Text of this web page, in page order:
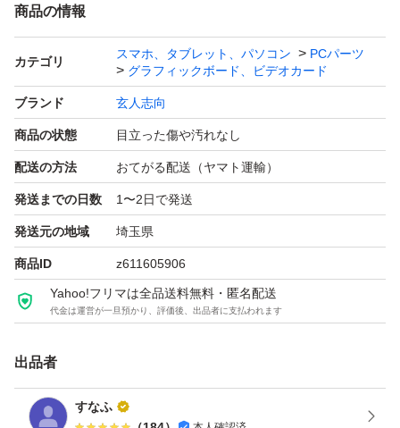
DP/HDMI/DVI-D
型番 ：GF-GTX1060-E6GB/OC2/DF
ＧＰＵ ：NVIDIA GeForce GTX1060
メモリ ：6GB GDDR5
接続端子 ：DisplayPort x1、HDMI x1、DVI x1
補助電源 ：6pin
ブラケット：フルハイトブラケット
詳細の仕様はWebなどでお調べください。
こちらの環境で動作しましたが、落札者様の環境での動作
動作確認は素人確認になり、すべての機能を確認できてい
ません。
見落としなどある可能性がございます。
商品の情報
カテゴリ
スマホ、タブレット、パソコン
PCパーツ
グラフィックボード、ビデオカード
ブランド 玄人志向
商品の状態 目立った傷や汚れなし
配送の方法 おてがる配送（ヤマト運輸）
発送までの日数 1〜2日で発送
発送元の地域 埼玉県
商品ID z611605906
Yahoo!フリマは全品送料無料・匿名配送
代金は運営が一旦預かり、評価後、出品者に支払われます
出品者
すなふ